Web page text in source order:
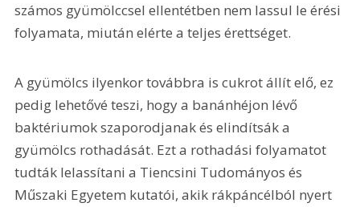
számos gyümölccsel ellentétben nem lassul le érési
folyamata, miután elérte a teljes érettséget.
A gyümölcs ilyenkor továbbra is cukrot állít elő, ez
pedig lehetővé teszi, hogy a banánhéjon lévő
baktériumok szaporodjanak és elindítsák a
gyümölcs rothadását. Ezt a rothadási folyamatot
tudták lelassítani a Tiencsini Tudományos és
Műszaki Egyetem kutatói, akik rákpáncélból nyert